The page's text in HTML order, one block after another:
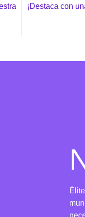
¡Destaca con